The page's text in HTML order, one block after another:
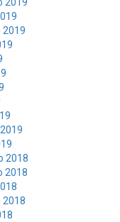
2018
2018